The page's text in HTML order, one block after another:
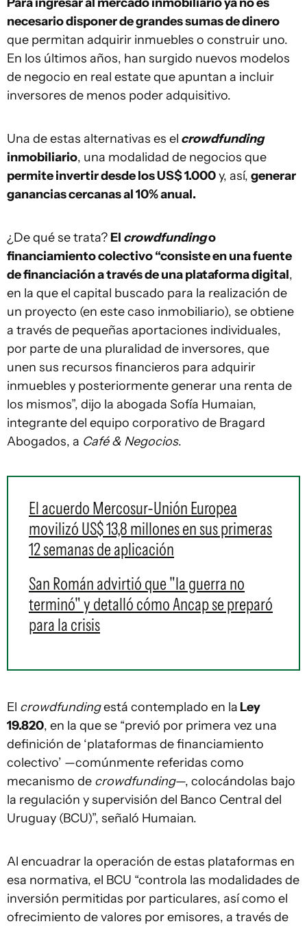
necesario disponer de grandes sumas de dinero
que permitan adquirir inmuebles o construir uno.
En los últimos años, han surgido nuevos modelos
de negocio en real estate que apuntan a incluir
inversores de menos poder adquisitivo.
Una de estas alternativas es el crowdfunding
inmobiliario, una modalidad de negocios que
permite invertir desde los US$ 1.000y, así, generar
ganancias cercanas al 10% anual.
¿De qué se trata? El crowdfundingo
financiamiento colectivo “consiste en una fuente
de financiación a través de una plataforma digital,
en la que el capital buscado para la realización de
un proyecto (en este caso inmobiliario), se obtiene
a través de pequeñas aportaciones individuales,
por parte de una pluralidad de inversores, que
unen sus recursos financieros para adquirir
inmuebles y posteriormente generar una renta de
los mismos”, dijo la abogada Sofía Humaian,
integrante del equipo corporativo de Bragard
Abogados, a Café & Negocios.
El acuerdo Mercosur-Unión Europea
movilizó US$ 13,8 millones en sus primeras
12 semanas de aplicación
San Román advirtió que "la guerra no
terminó" y detalló cómo Ancap se preparó
para la crisis
El crowdfundingestá contemplado en la Ley
19.820, en la que se “previó por primera vez una
definición de ‘plataformas de financiamiento
colectivo’ —comúnmente referidas como
mecanismo de crowdfunding—, colocándolas bajo
la regulación y supervisión del Banco Central del
Uruguay (BCU)”, señaló Humaian.
Al encuadrar la operación de estas plataformas en
esa normativa, el BCU “controla las modalidades de
inversión permitidas por particulares, así como el
ofrecimiento de valores por emisores, a través de